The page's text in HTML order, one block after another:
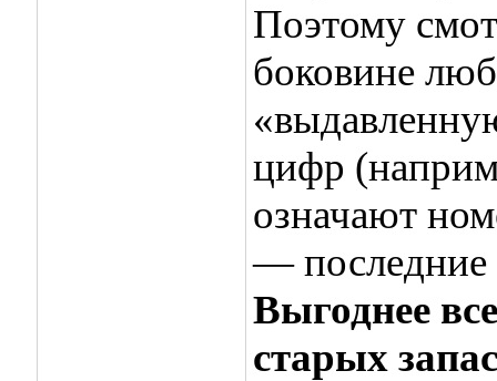
Поэтому
боковине
цифр
означают
— последние
Выгоднее
старых